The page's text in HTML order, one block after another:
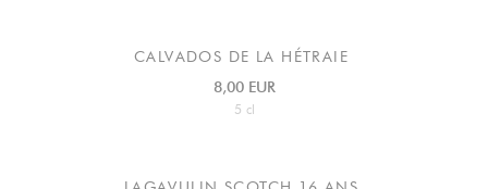
CALVADOS DE LA HÉTRAIE
8,00 EUR
5 cl